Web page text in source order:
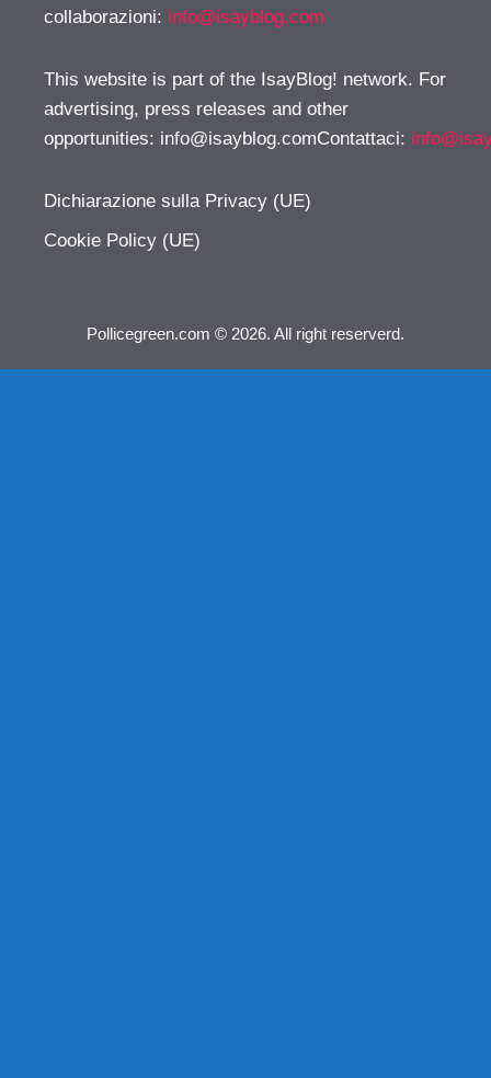
collaborazioni: info@isayblog.com
This website is part of the IsayBlog! network. For
advertising, press releases and other
opportunities: info@isayblog.comContattaci:
Dichiarazione sulla Privacy (UE)
Cookie Policy (UE)
Pollicegreen.com © 2026. All right reserverd.